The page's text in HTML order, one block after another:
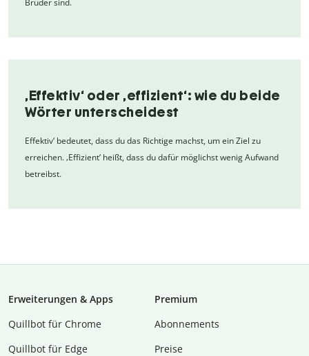
Brüder sind.
‚Effektiv‘ oder ‚effizient‘: wie du beide
Wörter unterscheidest
Effektiv‘ bedeutet, dass du das Richtige machst, um ein Ziel zu
erreichen. ‚Effizient‘ heißt, dass du dafür möglichst wenig Aufwand
betreibst.
Erweiterungen & Apps
Quillbot für Chrome
Quillbot für Edge
Premium
Abon­ne­ments
Preise